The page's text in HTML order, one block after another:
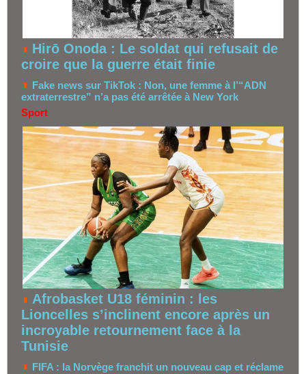
Hirō Onoda : Le soldat qui refusait de
croire que la guerre était finie
Fake news sur TikTok : Non, une femme à l’“ADN
extraterrestre” n’a pas été arrêtée à New York
Sport
Afrobasket U18 féminin : les
Lioncelles s’inclinent encore après un
incroyable retournement face à la
Tunisie
FIFA : la Norvège franchit un nouveau cap et réclame